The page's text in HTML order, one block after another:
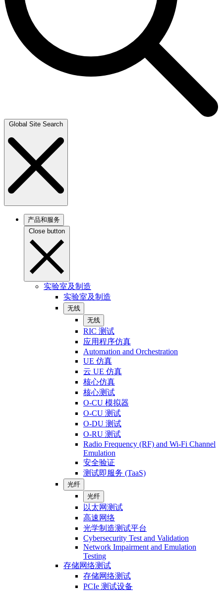
Global Site Search
产品和服务
Close button
实验室及制造
实验室及制造
无线
无线
RIC 测试
应用程序仿真
Automation and Orchestration
UE 仿真
云 UE 仿真
核心仿真
核心测试
O-CU 模拟器
O-CU 测试
O-DU 测试
O-RU 测试
Radio Frequency (RF) and Wi-Fi Channel
Emulation
安全验证
测试即服务 (TaaS)
光纤
光纤
以太网测试
高速网络
光学制造测试平台
Cybersecurity Test and Validation
Network Impairment and Emulation
Testing
存储网络测试
存储网络测试
PCIe 测试设备